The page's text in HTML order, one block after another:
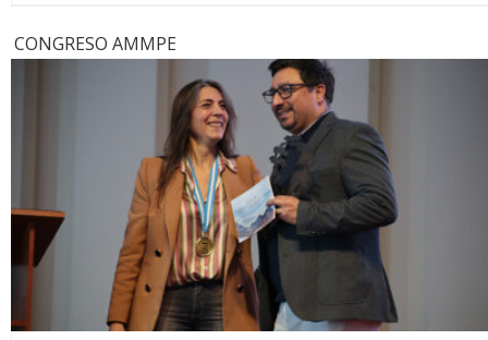
CONGRESO AMMPE